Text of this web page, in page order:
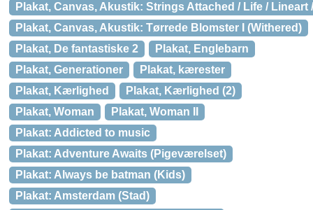
Plakat, Canvas, Akustik: Strings Attached / Life / Lineart
Plakat, Canvas, Akustik: Tørrede Blomster I (Withered)
Plakat, De fantastiske 2
Plakat, Englebarn
Plakat, Generationer
Plakat, kærester
Plakat, Kærlighed
Plakat, Kærlighed (2)
Plakat, Woman
Plakat, Woman II
Plakat: Addicted to music
Plakat: Adventure Awaits (Pigeværelset)
Plakat: Always be batman (Kids)
Plakat: Amsterdam (Stad)